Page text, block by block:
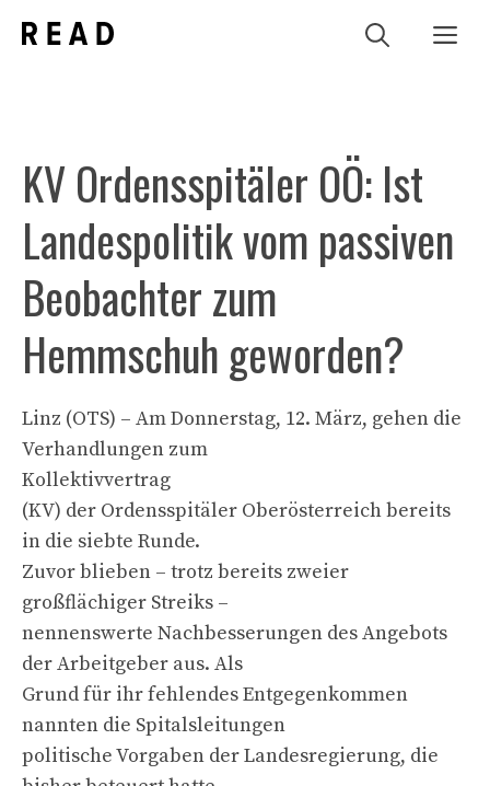
Inhalt
KV Ordensspitäler OÖ: Ist
Landespolitik vom passiven
Beobachter zum
Hemmschuh geworden?
Linz (OTS) – Am Donnerstag, 12. März, gehen die
Verhandlungen zum
Kollektivvertrag
(KV) der Ordensspitäler Oberösterreich bereits
in die siebte Runde.
Zuvor blieben – trotz bereits zweier
großflächiger Streiks –
nennenswerte Nachbesserungen des Angebots
der Arbeitgeber aus. Als
Grund für ihr fehlendes Entgegenkommen
nannten die Spitalsleitungen
politische Vorgaben der Landesregierung, die